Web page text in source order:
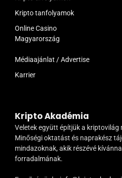
Kripto tanfolyamok
Online Casino
Magyarország
Médiaajánlat / Advertise
Karrier
Kripto Akadémia
Veletek együtt építjük a kriptovilág
Minőségi oktatást és naprakész
mindazoknak, akik részévé
forradalmának.